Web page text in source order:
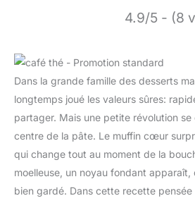
4.9/5 - (8
Dans la grande famille des desserts
longtemps joué les valeurs sûres:
partager. Mais une petite révolution se
centre de la pâte. Le muffin cœur
qui change tout au moment de la
moelleuse, un noyau fondant
bien gardé. Dans cette recette pensée